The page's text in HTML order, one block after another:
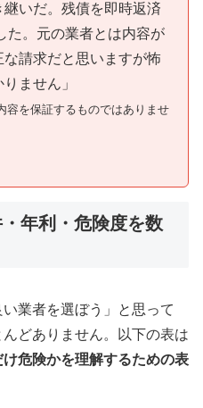
いだ。残債を即時返済
た。元の業者とは内容が
請求だと思いますが怖
ません」
を保証するものではありませ
年利・危険度を数
業者を選ぼう」と思って
どありません。以下の表は
け危険かを理解するための表